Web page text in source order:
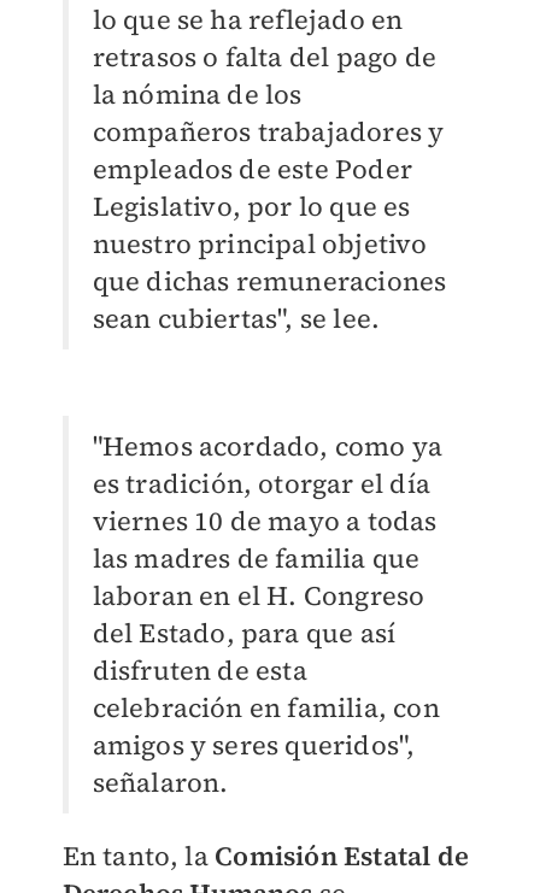
lo que se ha reflejado en
retrasos o falta del pago de
la nómina de los
compañeros trabajadores y
empleados de este Poder
Legislativo, por lo que es
nuestro principal objetivo
que dichas remuneraciones
sean cubiertas", se lee.
"Hemos acordado, como ya
es tradición, otorgar el día
viernes 10 de mayo a todas
las madres de familia que
laboran en el H. Congreso
del Estado, para que así
disfruten de esta
celebración en familia, con
amigos y seres queridos",
señalaron.
En tanto, laComisión Estatal de